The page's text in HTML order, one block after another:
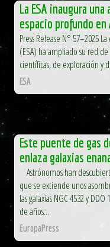
La ESA inaugura
espacio profundo
Press Release N° 57–2025
(ESA) ha ampliado su red
científicas, de exploración y
ESA
Este puente de gas
enlaza galaxias
Astrónomos han
que se extiende unos
las galaxias NGC 4532 y
de años...
EuropaPress